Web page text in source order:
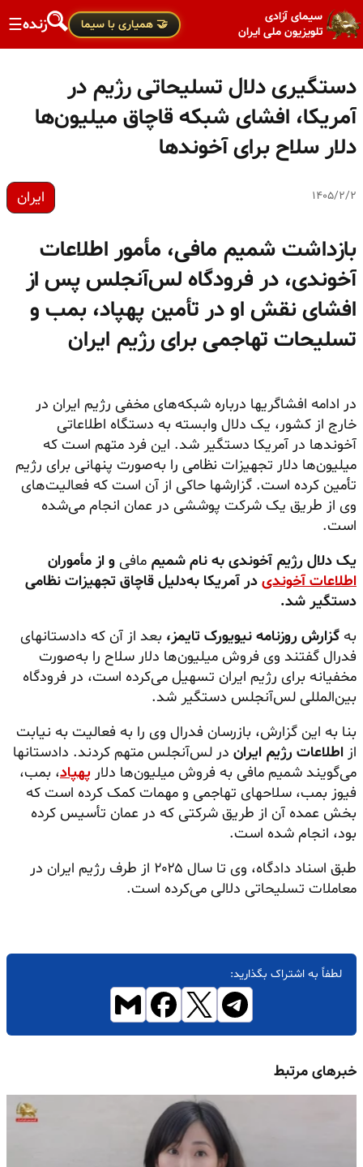
سیمای آزادی
تلویزیون ملی ایران
🤝 همیاری با سیما زنده☰
دستگیری دلال تسلیحاتی رژیم در
آمریکا، افشای شبکه قاچاق میلیون‌ها
دلار سلاح برای آخوندها
۱۴۰۵/۲/۲ ایران
بازداشت شمیم مافی، مأمور اطلاعات
آخوندی، در فرودگاه لس‌آنجلس پس از
افشای نقش او در تأمین پهپاد، بمب و
تسلیحات تهاجمی برای رژیم ایران
در ادامه افشاگریها درباره شبکه‌های مخفی رژیم ایران در
خارج از کشور، یک دلال وابسته به دستگاه اطلاعاتی
آخوندها در آمریکا دستگیر شد. این فرد متهم است که
میلیون‌ها دلار تجهیزات نظامی را به‌صورت پنهانی برای رژیم
تأمین کرده است. گزارشها حاکی از آن است که فعالیت‌های
وی از طریق یک شرکت پوششی در عمان انجام می‌شده
است.
یک دلال رژیم آخوندی به نام شمیم مافی و از مأموران
اطلاعات آخوندی در آمریکا به‌دلیل قاچاق تجهیزات نظامی
دستگیر شد.
به گزارش روزنامه نیویورک تایمز، بعد از آن که دادستانهای
فدرال گفتند وی فروش میلیون‌ها دلار سلاح را به‌صورت
مخفیانه برای رژیم ایران تسهیل می‌کرده است، در فرودگاه
بین‌المللی لس‌آنجلس دستگیر شد.
بنا به این گزارش، بازرسان فدرال وی را به فعالیت به نیابت
از اطلاعات رژیم ایران در لس‌آنجلس متهم کردند. دادستانها
می‌گویند شمیم مافی به فروش میلیون‌ها دلار پهپاد، بمب،
فیوز بمب، سلاحهای تهاجمی و مهمات کمک کرده است که
بخش عمده آن از طریق شرکتی که در عمان تأسیس کرده
بود، انجام شده است.
طبق اسناد دادگاه، وی تا سال ۲۰۲۵ از طرف رژیم ایران در
معاملات تسلیحاتی دلالی می‌کرده است.
لطفاً به اشتراک بگذارید:
خبرهای مرتبط